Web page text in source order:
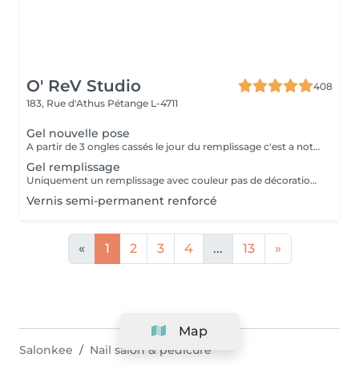
O' ReV Studio
408
183, Rue d'Athus Pétange L-4711
Gel nouvelle pose
A partir de 3 ongles cassés le jour du remplissage c'est a noter une nouvelle pose.
Gel remplissage
Uniquement un remplissage avec couleur pas de décoration inclus.
Vernis semi-permanent renforcé
« 1 2 3 4 ... 13 »
Map
Salonkee Nail salon & pedicure